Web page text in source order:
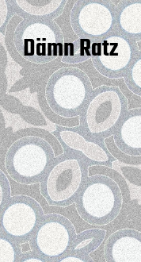
Dämn Ratz